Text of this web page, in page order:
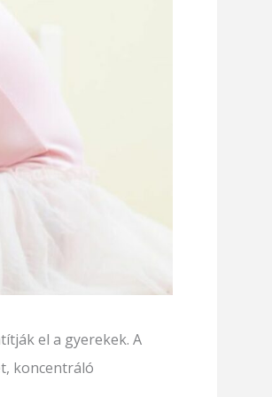
el a gyerekek. A
koncentráló